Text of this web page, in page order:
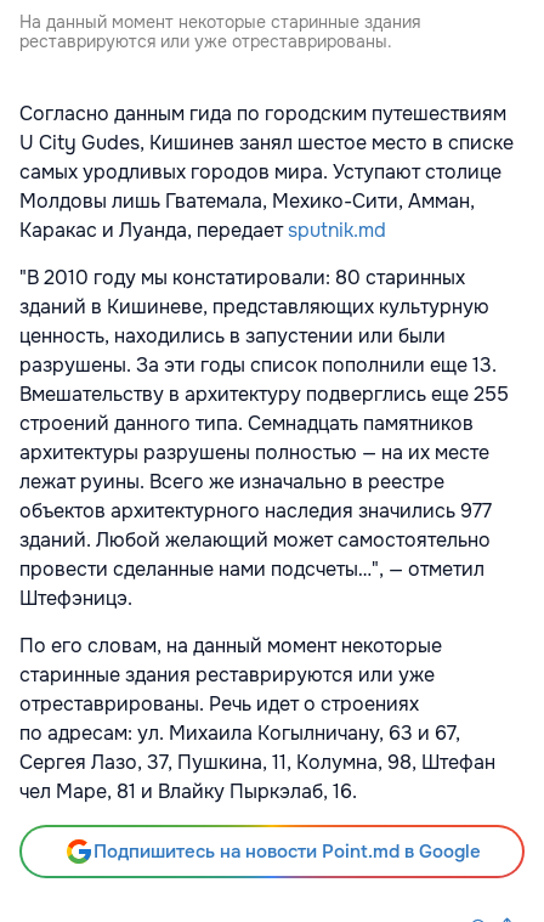
На данный момент некоторые старинные здания
реставрируются или уже отреставрированы.
Согласно данным гида по городским путешествиям
U City Gudes, Кишинев занял шестое место в списке
самых уродливых городов мира. Уступают столице
Молдовы лишь Гватемала, Мехико-Сити, Амман,
Каракас и Луанда, передаетsputnik.md
"В 2010 году мы констатировали: 80 старинных
зданий в Кишиневе, представляющих культурную
ценность, находились в запустении или были
разрушены. За эти годы список пополнили еще 13.
Вмешательству в архитектуру подверглись еще 255
строений данного типа. Семнадцать памятников
архитектуры разрушены полностью — на их месте
лежат руины. Всего же изначально в реестре
объектов архитектурного наследия значились 977
зданий. Любой желающий может самостоятельно
провести сделанные нами подсчеты…", — отметил
Штефэницэ.
По его словам, на данный момент некоторые
старинные здания реставрируются или уже
отреставрированы. Речь идет о строениях
по адресам: ул. Михаила Когылничану, 63 и 67,
Сергея Лазо, 37, Пушкина, 11, Колумна, 98, Штефан
чел Маре, 81 и Влайку Пыркэлаб, 16.
Подпишитесь на новости Point.md в Google